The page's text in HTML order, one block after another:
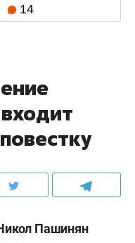
14
Пашинян